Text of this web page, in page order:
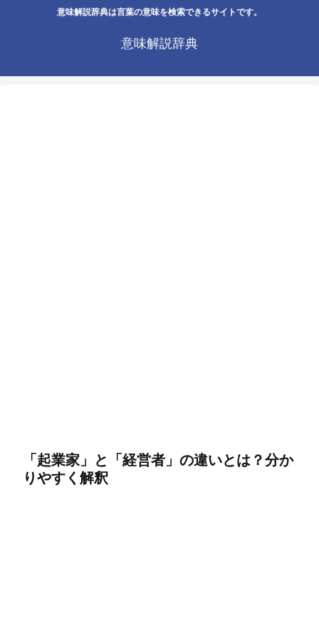
意味解説辞典は言葉の意味を検索できるサイトです。
意味解説辞典
「起業家」と「経営者」の違いとは？分か
りやすく解釈